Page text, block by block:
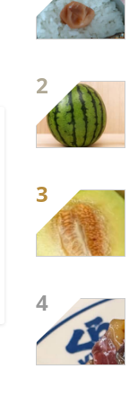
2
3
4